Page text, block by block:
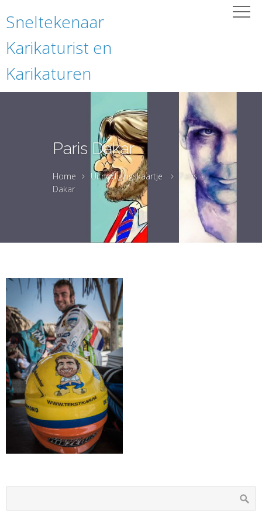
Sneltekenaar
Karikaturist en
Karikaturen
Paris Dakar
Home Uitnodigingskaartje
Paris
Dakar